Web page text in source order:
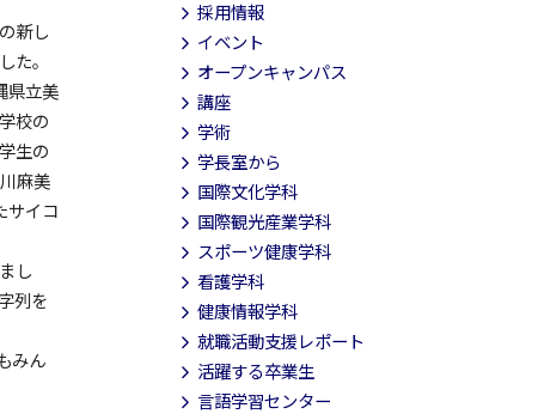
新し
た。
県立美
校の
生の
麻美
サイコ
し
列を
みん
採用情報
イベント
オープンキャンパス
講座
学術
学長室から
国際文化学科
国際観光産業学科
スポーツ健康学科
看護学科
健康情報学科
就職活動支援レポート
活躍する卒業生
言語学習センター